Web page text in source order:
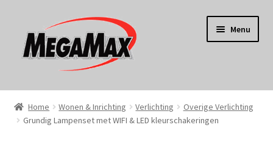
door
naar
naar
de
Menu
Home
KERST
Home Wonen & Inrichting Verlichting
Overige Verlichting
Grundig Lampenset met WIFI & LED kleurschakeringen